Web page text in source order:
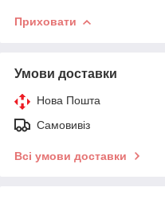
Приховати
Умови доставки
Нова Пошта
Самовивіз
Всі умови доставки